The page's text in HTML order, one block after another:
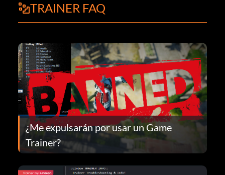
TRAINER FAQ
¿Me expulsarán por usar un Game
Trainer?